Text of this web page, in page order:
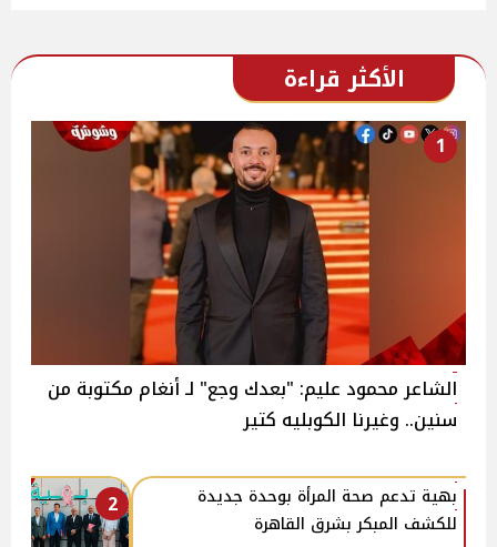
الأكثر قراءة
1
الشاعر محمود عليم: "بعدك وجع" لـ أنغام مكتوبة من
سنين.. وغيرنا الكوبليه كتير
2
بهية تدعم صحة المرأة بوحدة جديدة
للكشف المبكر بشرق القاهرة